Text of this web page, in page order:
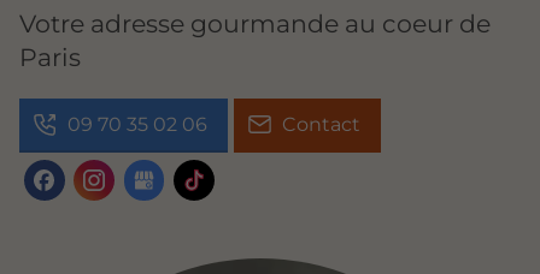
Votre adresse gourmande au coeur de
Paris
09 70 35 02 06 Contact